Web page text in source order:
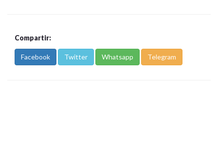
Compartir:
Facebook Twitter Whatsapp Telegram